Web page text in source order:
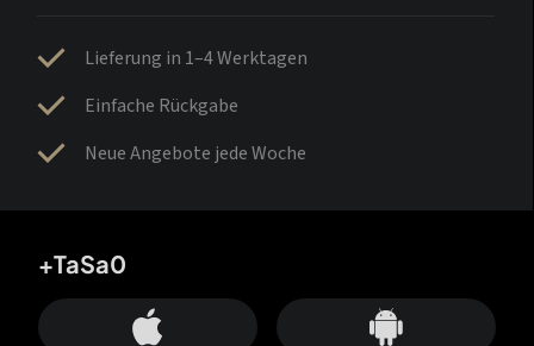
Lieferung in 1–4 Werktagen
Einfache Rückgabe
Neue Angebote jede Woche
+TaSa0